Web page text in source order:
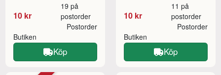
10 kr
19 på
postorder
Butiken
Postorder
Köp
10 kr
11 på
postorder
Butiken
Postorder
Köp